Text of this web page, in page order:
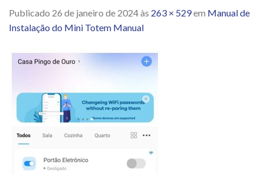
Publicado 26 de janeiro de 2024às 263 × 529em Manual de
Instalação do Mini Totem Manual